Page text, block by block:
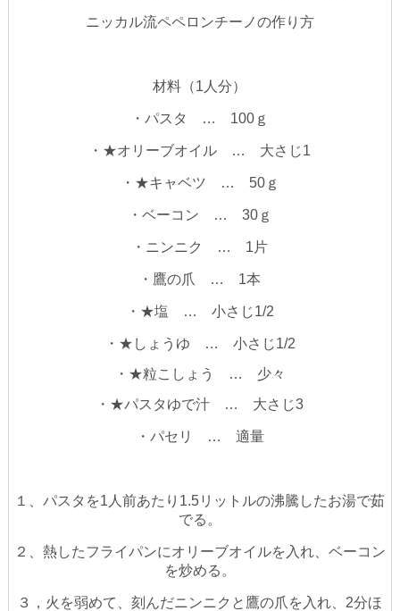
ニッカル流ペペロンチーノの作り方
材料（1人分）
・パスタ … 100ｇ
・★オリーブオイル … 大さじ1
・★キャベツ … 50ｇ
・ベーコン … 30ｇ
・ニンニク … 1片
・鷹の爪 … 1本
・★塩 … 小さじ1/2
・★しょうゆ … 小さじ1/2
・★粒こしょう … 少々
・★パスタゆで汁 … 大さじ3
・パセリ … 適量
１、パスタを1人前あたり1.5リットルの沸騰したお湯で茹
でる。
２、熱したフライパンにオリーブオイルを入れ、ベーコン
を炒める。
３，火を弱めて、刻んだニンニクと鷹の爪を入れ、2分ほ